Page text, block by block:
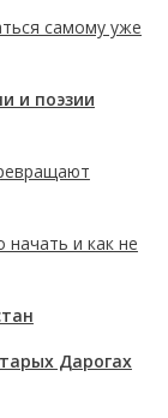
самому уже
и поэзии
начать и как не
Дарогах